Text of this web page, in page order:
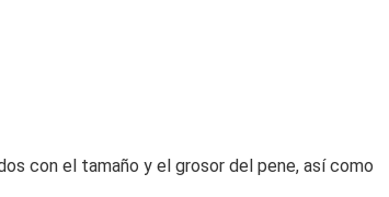
con el tamaño y el grosor del pene, así como